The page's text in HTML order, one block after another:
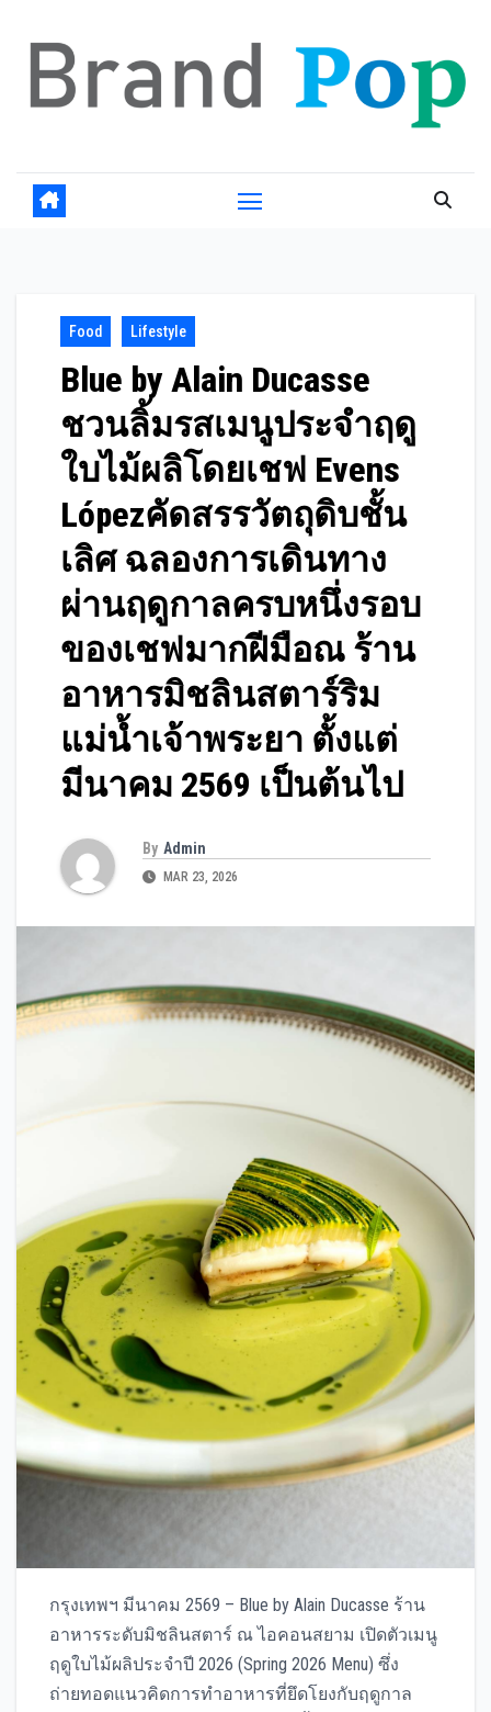
content
Food Lifestyle
Blue by Alain Ducasse
ชวนลิ้มรสเมนูประจำฤดู
ใบไม้ผลิโดยเชฟ Evens
Lópezคัดสรรวัตถุดิบชั้น
เลิศ ฉลองการเดินทาง
ผ่านฤดูกาลครบหนึ่งรอบ
ของเชฟมากฝีมือณ ร้าน
อาหารมิชลินสตาร์ริม
แม่น้ำเจ้าพระยา ตั้งแต่
มีนาคม 2569 เป็นต้นไป
By Admin
MAR 23, 2026
กรุงเทพฯ มีนาคม 2569 – Blue by Alain Ducasse ร้าน
อาหารระดับมิชลินสตาร์ ณ ไอคอนสยาม เปิดตัวเมนู
ฤดูใบไม้ผลิประจำปี 2026 (Spring 2026 Menu) ซึ่ง
ถ่ายทอดแนวคิดการทำอาหารที่ยึดโยงกับฤดูกาล